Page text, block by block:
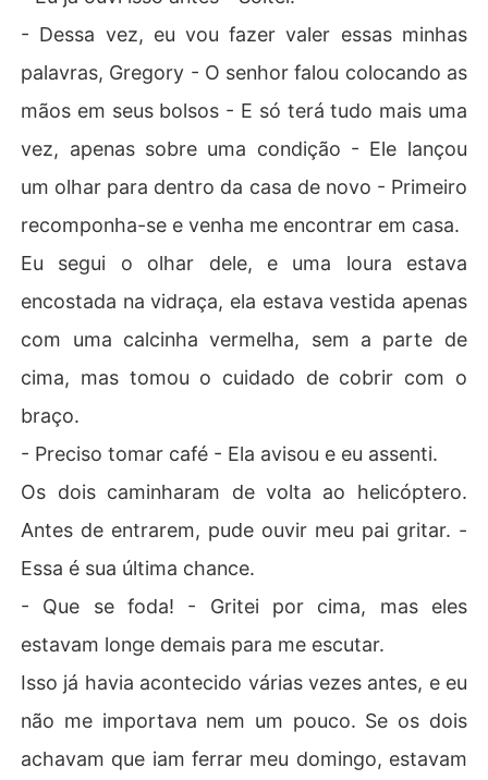
- Dessa vez, eu vou fazer valer essas minhas
palavras, Gregory - O senhor falou colocando as
mãos em seus bolsos - E só terá tudo mais uma
vez, apenas sobre uma condição - Ele lançou
um olhar para dentro da casa de novo - Primeiro
recomponha-se e venha me encontrar em casa.
Eu segui o olhar dele, e uma loura estava
encostada na vidraça, ela estava vestida apenas
com uma calcinha vermelha, sem a parte de
cima, mas tomou o cuidado de cobrir com o
braço.
- Preciso tomar café - Ela avisou e eu assenti.
Os dois caminharam de volta ao helicóptero.
Antes de entrarem, pude ouvir meu pai gritar. -
Essa é sua última chance.
- Que se foda! - Gritei por cima, mas eles
estavam longe demais para me escutar.
Isso já havia acontecido várias vezes antes, e eu
não me importava nem um pouco. Se os dois
achavam que iam ferrar meu domingo, estavam